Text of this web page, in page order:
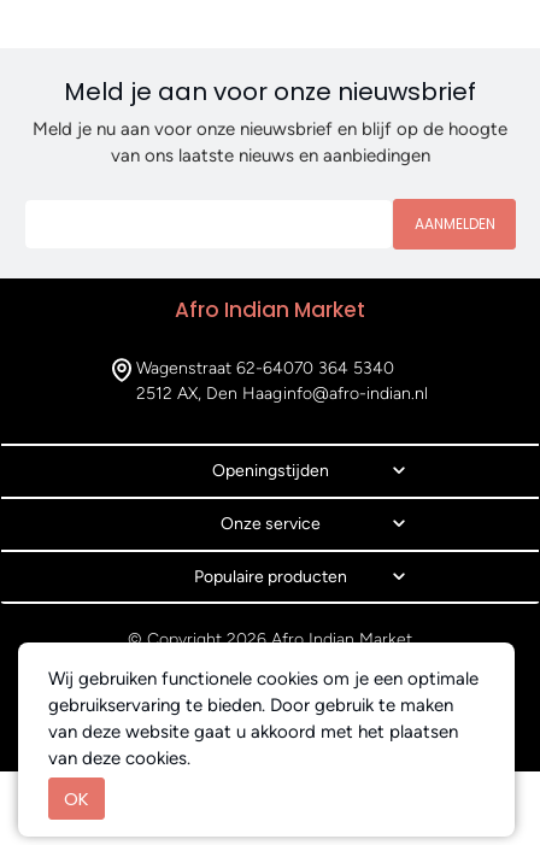
Wij gebruiken functionele cookies om je een optimale
gebruikservaring te bieden. Door gebruik te maken
van deze website gaat u akkoord met het plaatsen
van deze cookies.
OK
Meld je aan voor onze nieuwsbrief
Meld je nu aan voor onze nieuwsbrief en blijf op de hoogte
van ons laatste nieuws en aanbiedingen
AANMELDEN
Afro Indian Market
Wagenstraat 62-64
2512 AX, Den Haag
070 364 5340
info@afro-indian.nl
Openingstijden
Onze service
Populaire producten
© Copyright 2026 Afro Indian Market
Privacyverklaring
Webdesign BEWISE Solutions